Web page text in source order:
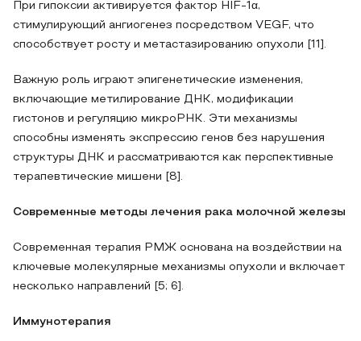
При гипоксии активируется фактор HIF-1α,
стимулирующий ангиогенез посредством VEGF, что
способствует росту и метастазированию опухоли [11].
Важную роль играют эпигенетические изменения,
включающие метилирование ДНК, модификации
гистонов и регуляцию микроРНК. Эти механизмы
способны изменять экспрессию генов без нарушения
структуры ДНК и рассматриваются как перспективные
терапевтические мишени [8].
Современные методы лечения рака молочной железы
Современная терапия РМЖ основана на воздействии на
ключевые молекулярные механизмы опухоли и включает
несколько направлений [5; 6].
Иммунотерапия